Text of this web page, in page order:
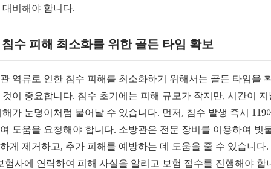
대비해야 합니다.
침수 피해 최소화를 위한 골든 타임 확보
역류로 인한 침수 피해를 최소화하기 위해서는 골든 타임을
것이 중요합니다. 침수 초기에는 피해 규모가 작지만, 시간이 지
해가 눈덩이처럼 불어날 수 있습니다. 먼저, 침수 발생 즉시 119
도움을 요청해야 합니다. 소방관은 전문 장비를 이용하여 빗
게 제거하고, 추가 피해를 예방하는 데 도움을 줄 수 있습니다.
험사에 연락하여 피해 사실을 알리고 보험 접수를 진행해야 합